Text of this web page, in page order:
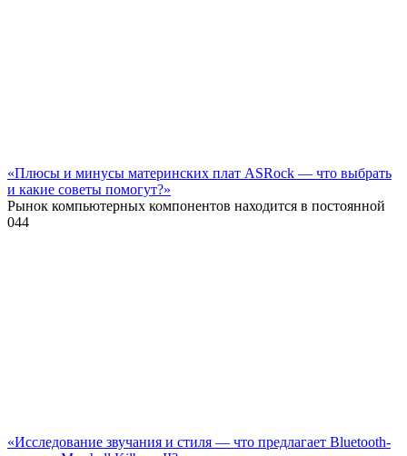
«Плюсы и минусы материнских плат ASRock — что выбрать
и какие советы помогут?»
Рынок компьютерных компонентов находится в постоянной
044
«Исследование звучания и стиля — что предлагает Bluetooth-